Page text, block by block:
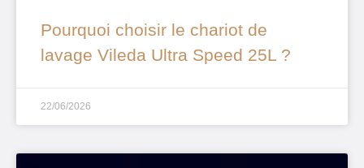
Pourquoi choisir le chariot de
lavage Vileda Ultra Speed 25L ?
22/06/2026